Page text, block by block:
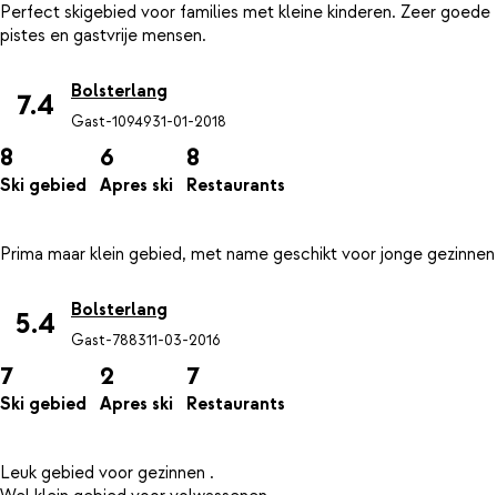
Perfect skigebied voor families met kleine kinderen. Zeer goede
7.4 Bolsterlang
Gast-1094931-01-2018
8
Ski gebied
6
Apres ski
8
Restaurants
5.4 Bolsterlang
Gast-788311-03-2016
7
Ski gebied
2
Apres ski
7
Restaurants
Leuk gebied voor gezinnen .